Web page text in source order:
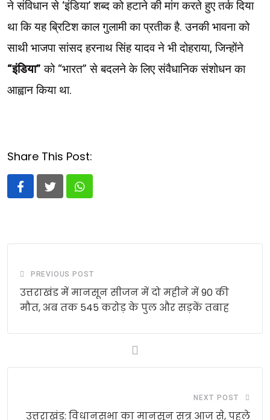
ने संविधान से ‘इंडिया’ शब्द को हटाने की मांग करते हुए तर्क दिया
था कि यह ब्रिटिश काल गुलामी का प्रतीक है. उनकी भावना को
साथी भाजपा सांसद हरनाथ सिंह यादव ने भी दोहराया, जिन्होंने
“इंडिया” को “भारत” से बदलने के लिए संवैधानिक संशोधन का
आह्वान किया था.
Share This Post:
Whatsapp
PREVIOUS POST
उत्तराखंड में मानसून सीजन में दो महीने में 90 की
मौत, अब तक 545 करोड़ के पुल और सड़कें तबाह
NEXT POST
उत्तराखंड: विधानसभा का मानसून सत्र आज से, पहले